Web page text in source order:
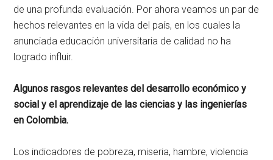
de una profunda evaluación. Por ahora veamos un par de
hechos relevantes en la vida del país, en los cuales la
anunciada educación universitaria de calidad no ha
logrado influir.
Algunos rasgos relevantes del desarrollo económico y
social y el aprendizaje de las ciencias y las ingenierías
en Colombia.
Los indicadores de pobreza, miseria, hambre, violencia